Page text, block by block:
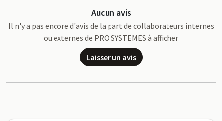
Aucun avis
Il n'y a pas encore d'avis de la part de collaborateurs internes
ou externes de PRO SYSTEMES à afficher
Laisser un avis